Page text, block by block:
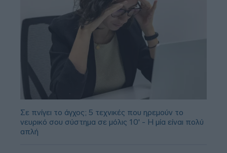
Σε πνίγει το άγχος; 5 τεχνικές που ηρεμούν το
νευρικό σου σύστημα σε μόλις 10' - Η μία είναι πολύ
απλή